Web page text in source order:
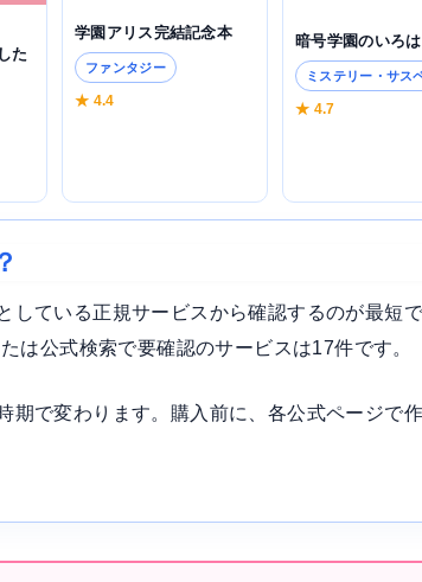
た
学園アリス完結記念本
ファンタジー
★ 4.4
暗号学園のいろは
ミステリー・サス
★ 4.7
している正規サービスから確認するのが最短
は公式検索で要確認のサービスは17件です。
期で変わります。購入前に、各公式ページで